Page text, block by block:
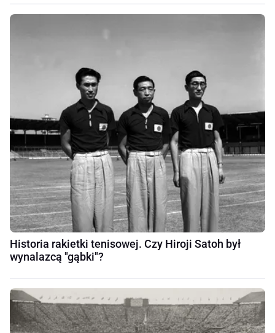
Historia rakietki tenisowej. Czy Hiroji Satoh był
wynalazcą "gąbki"?